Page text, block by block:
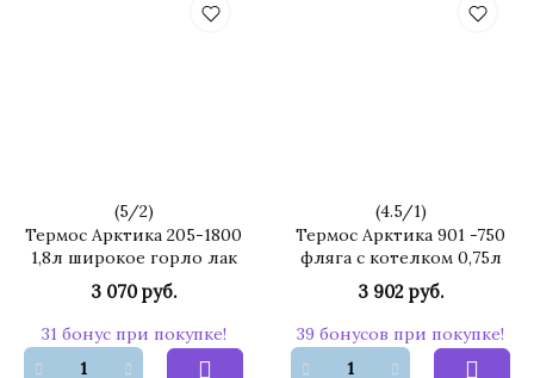
(5/2)
Термос Арктика 205-1800
1,8л широкое горло лак
3 070 руб.
31 бонус при покупке!
(4.5/1)
Термос Арктика 901 -750
фляга с котелком 0,75л
3 902 руб.
39 бонусов при покупке!